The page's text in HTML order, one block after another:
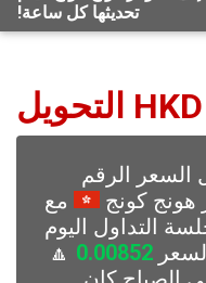
تحديثها كل ساعة!
الرقم
هونج كونج
مع
خلال جلسة التداول اليوم
0.00852
🔼